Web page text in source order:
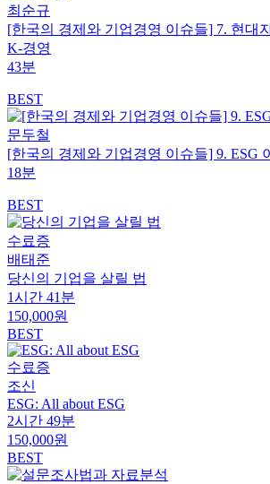
최순규
[한국의 경제와 기업경영 이슈들] 7. 현대
K-경영
43분
BEST
문두철
[한국의 경제와 기업경영 이슈들] 9. ESG
18분
BEST
수료증
배태준
당신의 기업을 살릴 법
1시간 41분
150,000원
BEST
수료증
조신
ESG: All about ESG
2시간 49분
150,000원
BEST